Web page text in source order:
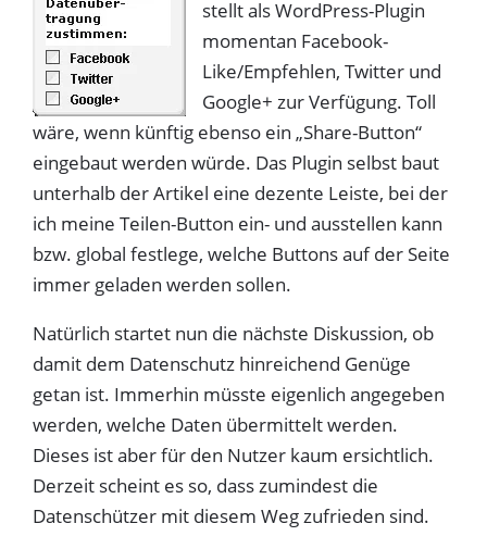
stellt als WordPress-Plugin
momentan Facebook-
Like/Empfehlen, Twitter und
Google+ zur Verfügung. Toll
wäre, wenn künftig ebenso ein „Share-Button“
eingebaut werden würde. Das Plugin selbst baut
unterhalb der Artikel eine dezente Leiste, bei der
ich meine Teilen-Button ein- und ausstellen kann
bzw. global festlege, welche Buttons auf der Seite
immer geladen werden sollen.
Natürlich startet nun die nächste Diskussion, ob
damit dem Datenschutz hinreichend Genüge
getan ist. Immerhin müsste eigenlich angegeben
werden, welche Daten übermittelt werden.
Dieses ist aber für den Nutzer kaum ersichtlich.
Derzeit scheint es so, dass zumindest die
Datenschützer mit diesem Weg zufrieden sind.